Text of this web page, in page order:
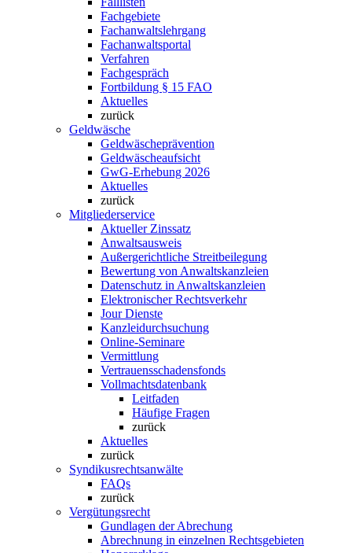
Fachgebiete
Fachanwaltslehrgang
Fachanwaltsportal
Verfahren
Fachgespräch
Fortbildung § 15 FAO
Aktuelles
zurück
Geldwäsche
Geldwäscheprävention
Geldwäscheaufsicht
GwG-Erhebung 2026
Aktuelles
zurück
Mitgliederservice
Aktueller Zinssatz
Anwaltsausweis
Außergerichtliche Streitbeilegung
Bewertung von Anwaltskanzleien
Datenschutz in Anwaltskanzleien
Elektronischer Rechtsverkehr
Jour Dienste
Kanzleidurchsuchung
Online-Seminare
Vermittlung
Vertrauensschadensfonds
Vollmachtsdatenbank
Leitfaden
Häufige Fragen
zurück
Aktuelles
zurück
Syndikusrechtsanwälte
FAQs
zurück
Vergütungsrecht
Gundlagen der Abrechung
Abrechnung in einzelnen Rechtsgebieten